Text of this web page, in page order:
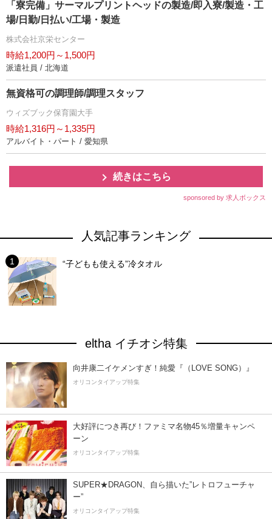
「寮完備」サーマルプリントヘッドの製造/即入寮/製造・工
場/日勤/日払い/工場・製造
株式会社京栄センター
時給1,200円～1,500円
派遣社員 / 北海道
無資格可の調理師/調理スタッフ
ウィズブック保育園大手
時給1,316円～1,335円
アルバイト・パート / 愛知県
続きはこちら
sponsored by 求人ボックス
人気記事ランキング
“子どもも使える”冷タオル
eltha イチオシ特集
向井康二イケメンすぎ！純愛『（LOVE SONG）』
オリコンタイアップ特集
大好評につき再び！ファミマ名物45％増量キャンペ
ーン
オリコンタイアップ特集
SUPER★DRAGON、自ら描いた”レトロフューチャ
ー”
オリコンタイアップ特集